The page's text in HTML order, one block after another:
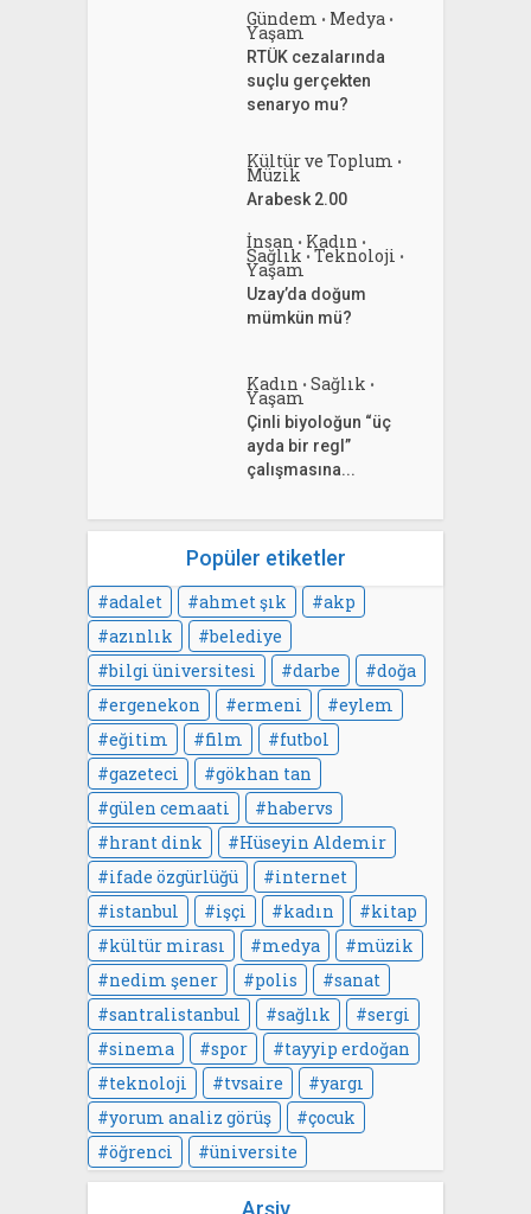
Gündem • Medya •
Yaşam
RTÜK cezalarında
suçlu gerçekten
senaryo mu?
Kültür ve Toplum •
Müzik
Arabesk 2.00
İnsan • Kadın •
Sağlık • Teknoloji •
Yaşam
Uzay’da doğum
mümkün mü?
Kadın • Sağlık •
Yaşam
Çinli biyoloğun “üç
ayda bir regl”
çalışmasına...
Popüler etiketler
adalet ahmet şık
akp
azınlık
belediye
bilgi üniversitesi
darbe
doğa
ergenekon
ermeni
eylem
eğitim
film
futbol
gazeteci
gökhan tan
gülen cemaati
habervs
hrant dink
Hüseyin Aldemir
ifade özgürlüğü
internet
istanbul
işçi kadın
kitap
kültür mirası
medya
müzik
nedim şener
polis
sanat
santralistanbul
sağlık
sergi
sinema
spor
tayyip erdoğan
teknoloji
tvsaire
yargı
yorum analiz görüş
çocuk
öğrenci
üniversite
Arşiv